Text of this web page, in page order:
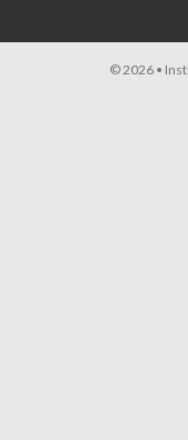
© 2026 •